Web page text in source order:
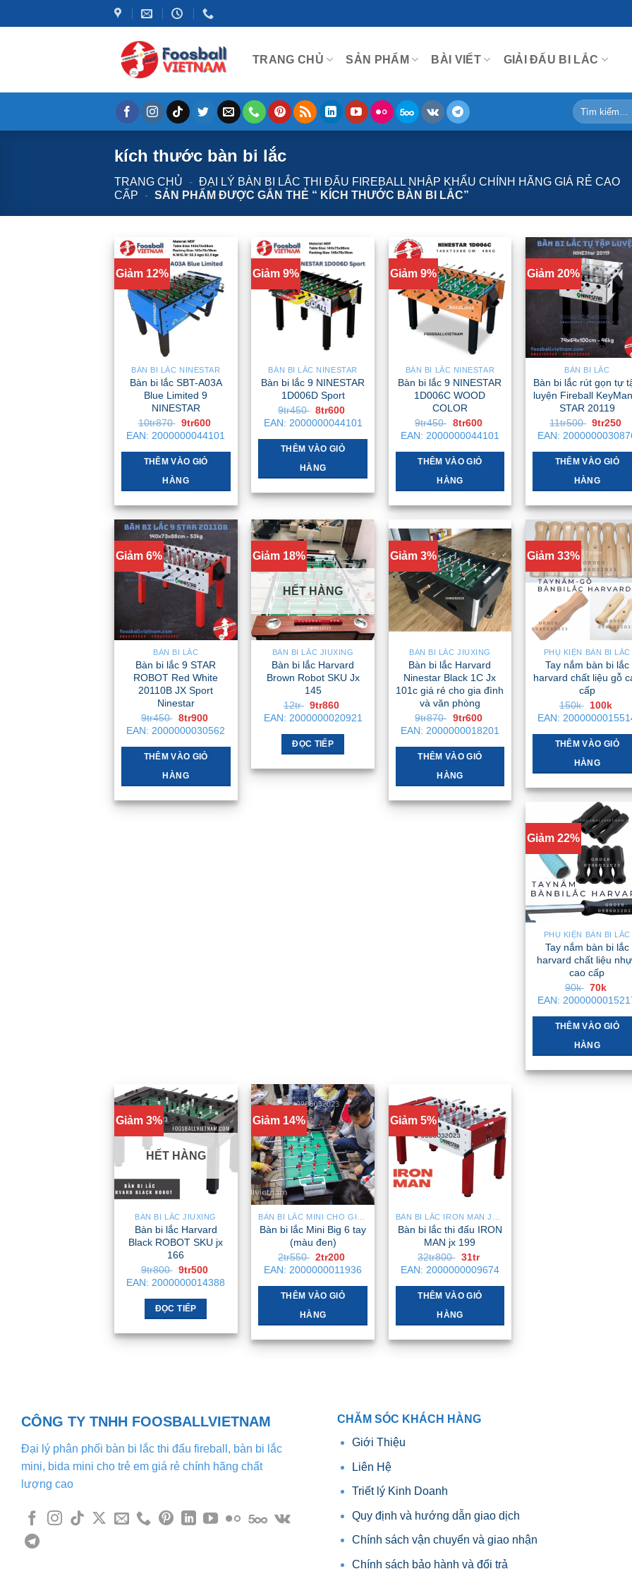
qua
TRANG CHỦ SẢN PHẨM BÀI VIẾT GIẢI ĐẤU BI LẮC
Tìm
kiếm:
kích thước bàn bi lắc
TRANG CHỦ - ĐẠI LÝ BÀN BI LẮC THI ĐẤU FIREBALL NHẬP KHẨU CHÍNH HÃNG GIÁ RẺ CAO
CẤP
- SẢN PHẨM ĐƯỢC GẮN THẺ “ KÍCH THƯỚC BÀN BI LẮC”
Giảm 12%
BÀN BI LẮC NINESTAR
Bàn bi lắc SBT-A03A
Blue Limited 9
NINESTAR
10tr870 Giá
gốc
là:
10tr870 .
9tr600
hiện
tại
là:
EAN: 2000000044101
THÊM VÀO GIỎ
HÀNG
Giảm 9%
BÀN BI LẮC NINESTAR
Bàn bi lắc 9 NINESTAR
1D006D Sport
9tr450 Giá
gốc
là:
9tr450 .
8tr600
hiện
tại
là:
EAN: 2000000044101
THÊM VÀO GIỎ
HÀNG
Giảm 9%
BÀN BI LẮC NINESTAR
Bàn bi lắc 9 NINESTAR
1D006C WOOD
COLOR
9tr450 Giá
gốc
là:
9tr450 .
8tr600
hiện
tại
là:
EAN: 2000000044101
THÊM VÀO GIỎ
HÀNG
Giảm 20%
BÀN BI LẮC
Bàn bi lắc rút gọn tự
luyện Fireball
STAR 20119
11tr500 Giá
gốc
là:
11tr500 .
9tr250
EAN:
THÊM VÀO GIỎ
HÀNG
Giảm 6%
BÀN BI LẮC
Bàn bi lắc 9 STAR
ROBOT Red White
20110B JX Sport
Ninestar
9tr450 Giá
gốc
là:
9tr450 .
8tr900
hiện
tại
là:
EAN: 2000000030562
THÊM VÀO GIỎ
HÀNG
Giảm 18%
HẾT HÀNG
BÀN BI LẮC JIUXING
Bàn bi lắc Harvard
Brown Robot SKU Jx
145
12tr Giá
gốc
là:
12tr .
9tr860
hiện
tại
là:
EAN: 2000000020921
ĐỌC TIẾP
Giảm 3%
BÀN BI LẮC JIUXING
Bàn bi lắc Harvard
Ninestar Black 1C Jx
101c giá rẻ cho gia đình
và văn phòng
9tr870 Giá
gốc
là:
9tr870 .
9tr600
hiện
tại
là:
EAN: 2000000018201
THÊM VÀO GIỎ
HÀNG
Giảm 33%
PHỤ KIỆN BÀN BI LẮC
Tay nắm bàn bi lắc
harvard chất liệu gỗ
cấp
150k Giá
gốc
là:
150k .
100k
tại
là:
EAN:
THÊM VÀO GIỎ
HÀNG
Giảm 22%
PHỤ KIỆN BÀN BI LẮC
Tay nắm bàn bi lắc
harvard chất liệu
cao cấp
90k Giá
gốc
là:
90k .
70k
hiện
tại
là:
70k .
EAN:
THÊM VÀO GIỎ
HÀNG
Giảm 3%
HẾT HÀNG
BÀN BI LẮC JIUXING
Bàn bi lắc Harvard
Black ROBOT SKU jx
166
9tr800 Giá
gốc
là:
9tr800 .
9tr500
hiện
tại
EAN: 2000000014388
ĐỌC TIẾP
Giảm 14%
BÀN BI LẮC MINI CHO GIA ĐÌNH – NHỎ GỌN, GẬP GỌN, DỄ DI CHUYỂN
Bàn bi lắc Mini Big 6 tay
(màu đen)
2tr550 Giá
gốc
là:
2tr550 .
2tr200
hiện
tại
là:
EAN: 2000000011936
THÊM VÀO GIỎ
HÀNG
Giảm 5%
BÀN BI LẮC IRON MAN JX TOURNAMENT
Bàn bi lắc thi đấu IRON
MAN jx 199
32tr800 Giá
gốc
là:
32tr800 .
31tr
hiện
tại
là:
31tr .
EAN: 2000000009674
THÊM VÀO GIỎ
HÀNG
CÔNG TY TNHH FOOSBALLVIETNAM
Đại lý phân phối bàn bi lắc thi đấu fireball, bàn bi lắc
mini, bida mini cho trẻ em giá rẻ chính hãng chất
lượng cao
CHĂM SÓC KHÁCH HÀNG
Giới Thiệu
Liên Hệ
Triết lý Kinh Doanh
Quy định và hướng dẫn giao dịch
Chính sách vận chuyển và giao nhận
Chính sách bảo hành và đổi trả